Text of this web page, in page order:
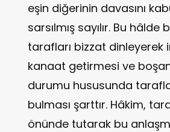
eşin diğerinin davasını
sarsılmış sayılır. Bu
tarafları bizzat dinleyerek
kanaat getirmesi ve
durumu hususunda
bulması şarttır. Hâkim,
önünde tutarak bu